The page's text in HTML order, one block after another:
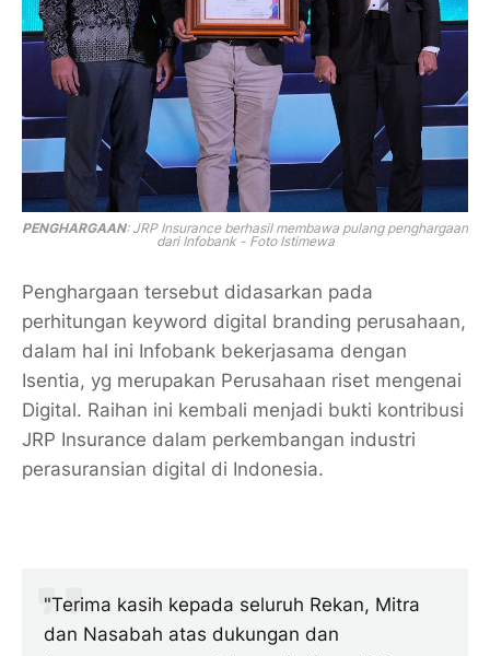
PENGHARGAAN: JRP Insurance berhasil membawa pulang penghargaan
dari Infobank - Foto Istimewa
Penghargaan tersebut didasarkan pada
perhitungan keyword digital branding perusahaan,
dalam hal ini Infobank bekerjasama dengan
Isentia, yg merupakan Perusahaan riset mengenai
Digital. Raihan ini kembali menjadi bukti kontribusi
JRP Insurance dalam perkembangan industri
perasuransian digital di Indonesia.
"Terima kasih kepada seluruh Rekan, Mitra
dan Nasabah atas dukungan dan